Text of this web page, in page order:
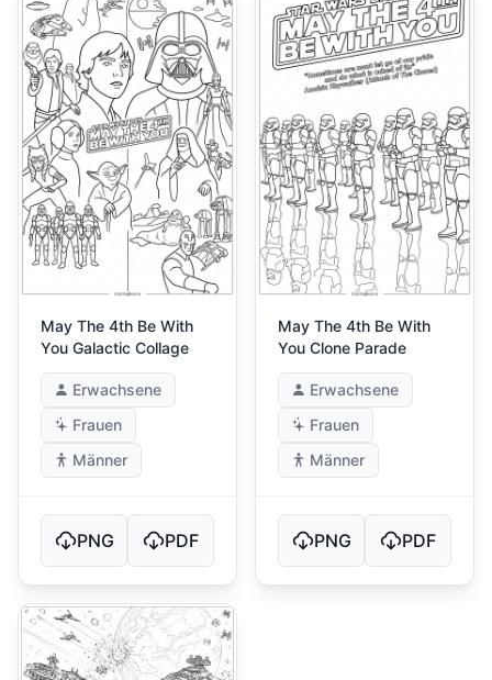
May The 4th Be With
You Galactic Collage
Erwachsene
Frauen
Männer
PNG PDF
May The 4th Be With
You Clone Parade
Erwachsene
Frauen
Männer
PNG PDF